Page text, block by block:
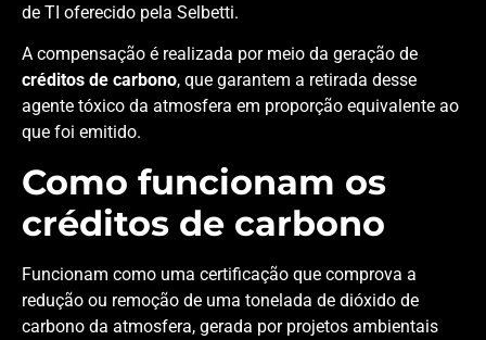
de TI oferecido pela Selbetti.
A compensação é realizada por meio da geração de
créditos de carbono, que garantem a retirada desse
agente tóxico da atmosfera em proporção equivalente ao
que foi emitido.
Como funcionam os
créditos de carbono
Funcionam como uma certificação que comprova a
redução ou remoção de uma tonelada de dióxido de
carbono da atmosfera, gerada por projetos ambientais